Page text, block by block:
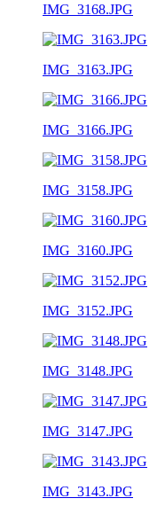
IMG_3168.JPG
IMG_3163.JPG
IMG_3166.JPG
IMG_3158.JPG
IMG_3160.JPG
IMG_3152.JPG
IMG_3148.JPG
IMG_3147.JPG
IMG_3143.JPG